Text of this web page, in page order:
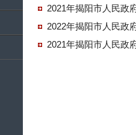
2021年揭阳市人民政
2022年揭阳市人民政
2021年揭阳市人民政